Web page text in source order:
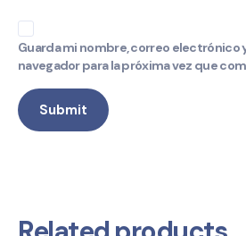
Guarda mi nombre, correo electrónico
navegador para la próxima vez que